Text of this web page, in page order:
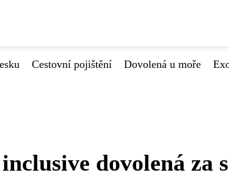
Cestovní pojištění Dovolená u moře
dovolená za